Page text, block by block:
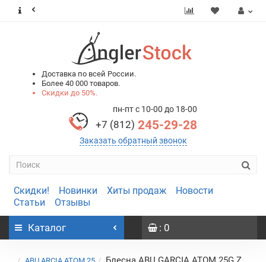
Доставка по всей России.
Более 40 000 товаров.
Скидки до 50%.
пн-пт с 10-00 до 18-00
+7 (812) 245-29-28
Заказать обратный звонок
Скидки! Новинки Хиты продаж
Новости
Статьи
Отзывы
Каталог : 0